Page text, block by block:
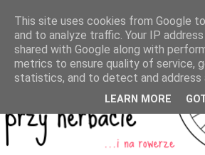
This site uses cookies from Google
and to analyze traffic. Your IP
shared with Google along with
metrics to ensure quality of service,
statistics, and to detect and address
LEARN MORE